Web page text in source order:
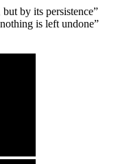
by its persistence”
is left undone”